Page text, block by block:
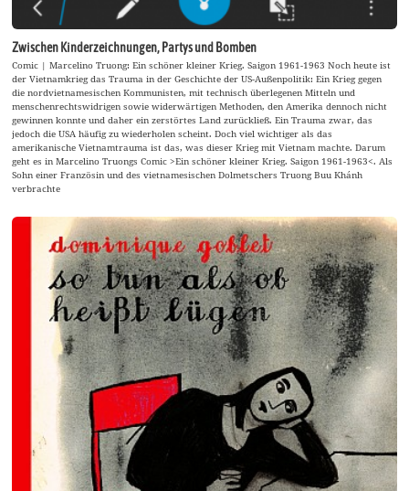
Zwischen Kinderzeichnungen, Partys und Bomben
Comic | Marcelino Truong: Ein schöner kleiner Krieg. Saigon 1961-1963 Noch heute ist
der Vietnamkrieg das Trauma in der Geschichte der US-Außenpolitik: Ein Krieg gegen
die nordvietnamesischen Kommunisten, mit technisch überlegenen Mitteln und
menschenrechtswidrigen sowie widerwärtigen Methoden, den Amerika dennoch nicht
gewinnen konnte und daher ein zerstörtes Land zurückließ. Ein Trauma zwar, das
jedoch die USA häufig zu wiederholen scheint. Doch viel wichtiger als das
amerikanische Vietnamtrauma ist das, was dieser Krieg mit Vietnam machte. Darum
geht es in Marcelino Truongs Comic >Ein schöner kleiner Krieg. Saigon 1961-1963<. Als
Sohn einer Französin und des vietnamesischen Dolmetschers Truong Buu Khánh
verbrachte